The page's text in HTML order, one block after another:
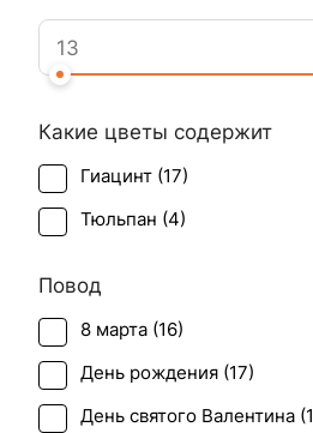
Какие цветы содержит
Гиацинт (17)
Тюльпан (4)
Повод
8 марта (16)
День рождения (17)
День святого Валентина (1